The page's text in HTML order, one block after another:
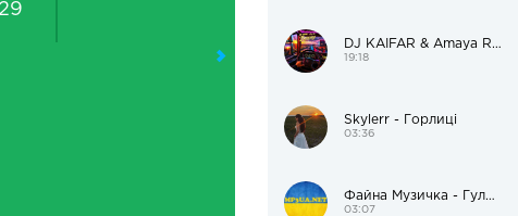
DJ KAIFAR & Amaya Roma – В дорогу
19:18
Skylerr - Горлиці
03:36
Файна Музичка - Гуляй, гуляй до ранечку!
03:07